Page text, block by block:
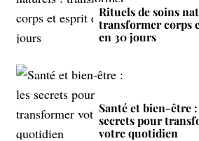
Rituels de soins
transformer corps
en 30 jours
Santé et bien-être
secrets pour
votre quotidien